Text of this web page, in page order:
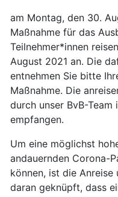
am Montag, den 30.
Maßnahme für das
Teilnehmer*innen
August 2021 an. Die
entnehmen Sie bitte
Maßnahme. Die
durch unser BvB-Team
empfangen.
Um eine möglichst
andauernden Corona-
können, ist die Anreise
daran geknüpft, dass